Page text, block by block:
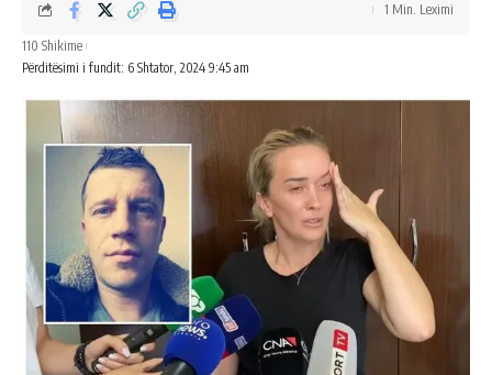
Përditësimi i fundit: 6 Shtator, 2024 9:45 am
110 Shikime
1 Min. Leximi